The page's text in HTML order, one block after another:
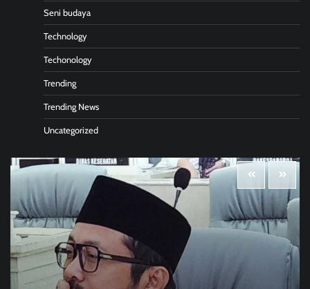
Seni budaya
Technology
Techonology
Trending
Trending News
Uncategorized